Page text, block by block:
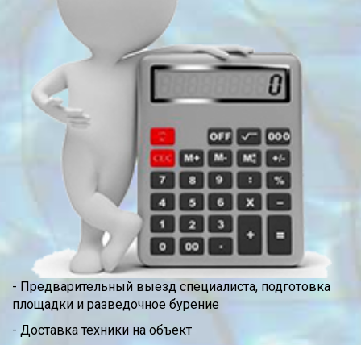
- Предварительный выезд специалиста, подготовка
площадки и разведочное бурение
- Доставка техники на объект